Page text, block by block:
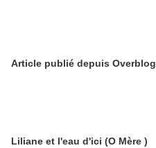
Article publié depuis Overblog
Liliane et l'eau d'ici (O Mère )